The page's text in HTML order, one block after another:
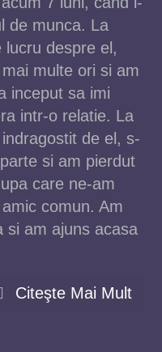
de munca. La
despre el,
multe ori si am
inceput sa imi
intr-o relatie. La
de el, s-
si am pierdut
care ne-am
comun. Am
si am ajuns acasa
Citeşte Mai Mult